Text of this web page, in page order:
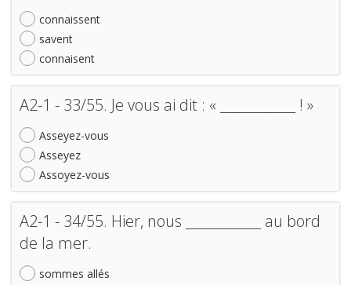
connaissent
savent
connaisent
A2-1 - 33/55. Je vous ai dit : « ____________ ! »
Asseyez-vous
Asseyez
Assoyez-vous
A2-1 - 34/55. Hier, nous ____________ au bord
de la mer.
sommes allés